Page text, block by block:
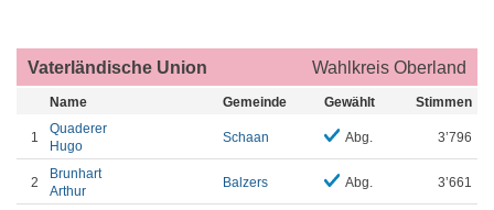
Vaterländische Union Wahlkreis Oberland
Name Gemeinde Gewählt Stimmen
1
Quaderer
Hugo
Schaan Abg. 3’796
2
Brunhart
Arthur
Balzers Abg. 3’661